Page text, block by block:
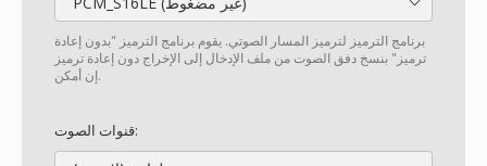
برنامج الترميز لترميز المسار الصوتي. يقوم برنامج الترميز "بدون إعادة
ترميز" بنسخ دفق الصوت من ملف الإدخال إلى الإخراج دون إعادة ترميز
إن أمكن.
قنوات الصوت: